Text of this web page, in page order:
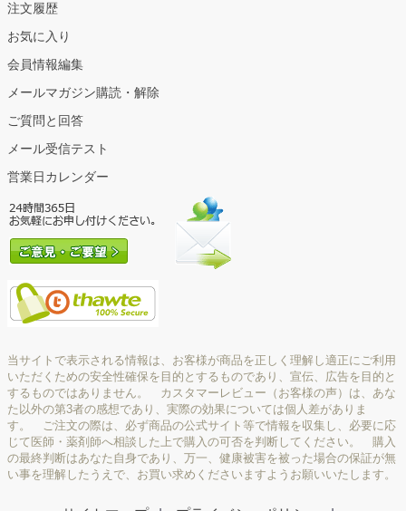
注文履歴
お気に入り
会員情報編集
メールマガジン購読・解除
ご質問と回答
メール受信テスト
営業日カレンダー
当サイトで表示される情報は、お客様が商品を正しく理解し適正にご利用
いただくための安全性確保を目的とするものであり、宣伝、広告を目的と
するものではありません。 カスタマーレビュー（お客様の声）は、あな
た以外の第3者の感想であり、実際の効果については個人差がありま
す。 ご注文の際は、必ず商品の公式サイト等で情報を収集し、必要に応
じて医師・薬剤師へ相談した上で購入の可否を判断してください。 購入
の最終判断はあなた自身であり、万一、健康被害を被った場合の保証が無
い事を理解したうえで、お買い求めくださいますようお願いいたします。